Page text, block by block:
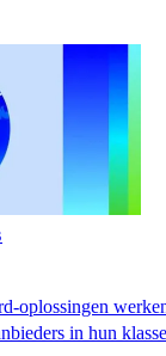
oplossingen
in hun